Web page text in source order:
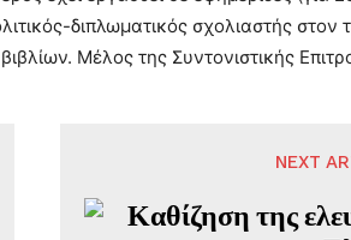
διπλωματικός σχολιαστής
Μέλος της Συντονιστικής
NEXT